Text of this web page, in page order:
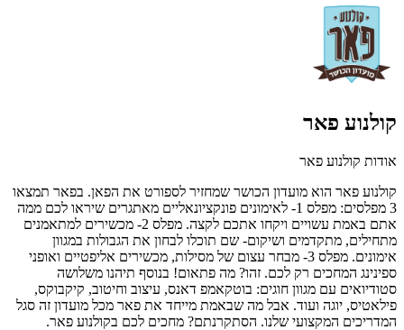
קולנוע פאר
אודות קולנוע פאר
קולנוע פאר הוא מועדון הכושר שמחזיר לספורט את הפאן. בפאר תמצאו
3 מפלסים: מפלס 1- לאימונים פונקציונאליים מאתגרים שיראו לכם ממה
אתם באמת עשויים ויקחו אתכם לקצה. מפלס 2- מכשירים למתאמנים
מתחילים, מתקדמים ושיקום- שם תוכלו לבחון את הגבולות במגוון
אימונים. מפלס 3- מבחר עצום של מסילות, מכשירים אליפטיים ואופני
ספינינג המחכים רק לכם. זהו? מה פתאום! בנוסף תיהנו משלושה
סטודיואים עם מגוון חוגים: בוטקאמפ דאנס, עיצוב וחיטוב, קיקבוקס,
פילאטיס, יוגה ועוד. אבל מה שבאמת מייחד את פאר מכל מועדון זה סגל
המדריכים המקצועי שלנו. הסתקרנתם? מחכים לכם בקולנוע פאר.